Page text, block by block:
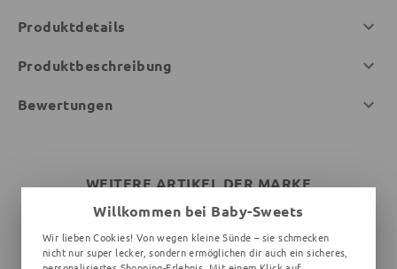
Produktdetails
Produktbeschreibung
Bewertungen
WEITERE ARTIKEL DER MARKE
Willkommen bei Baby-Sweets
Wir lieben Cookies! Von wegen kleine Sünde – sie schmecken
nicht nur super lecker, sondern ermöglichen dir auch ein sicheres,